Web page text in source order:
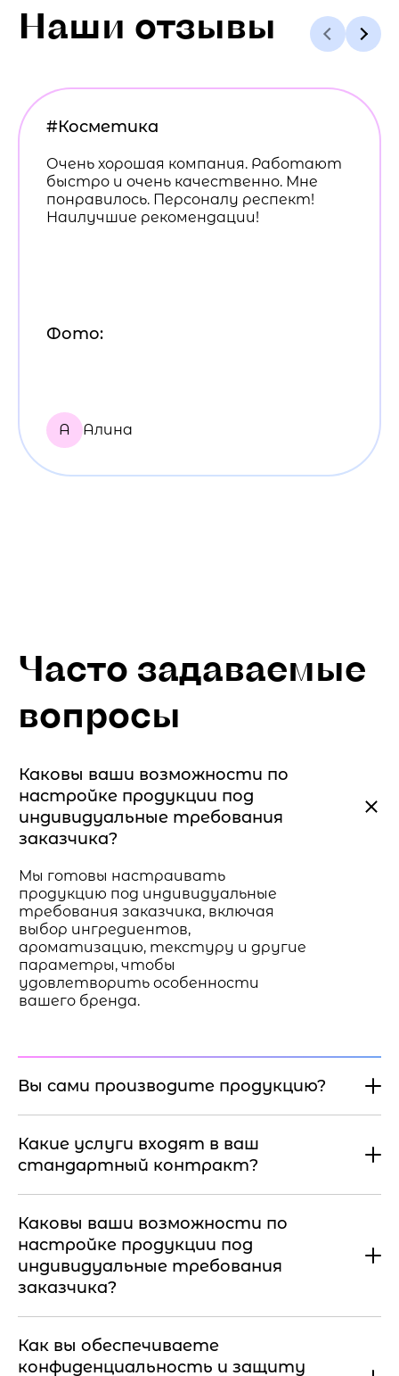
Наши отзывы
#Косметика
Очень хорошая компания. Работают
быстро и очень качественно. Мне
понравилось. Персоналу респект!
Наилучшие рекомендации!
Фото:
А Алина
Часто задаваемые
вопросы
Каковы ваши возможности по
настройке продукции под
индивидуальные требования
заказчика?
Мы готовы настраивать
продукцию под индивидуальные
требования заказчика, включая
выбор ингредиентов,
ароматизацию, текстуру и другие
параметры, чтобы
удовлетворить особенности
вашего бренда.
Вы сами производите продукцию?
Какие услуги входят в ваш
стандартный контракт?
Каковы ваши возможности по
настройке продукции под
индивидуальные требования
заказчика?
Как вы обеспечиваете
конфиденциальность и защиту